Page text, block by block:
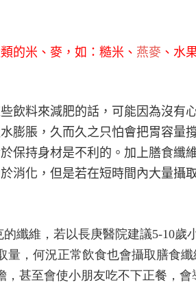
的米、麥，如：糙米、 燕麥 、水
飲料來減肥的話，可能因為沒有
膨脹，久而久之只怕會把胃容量
保持身材是不利的。加上膳食纖
消化，但是若在短時間內大量攝
的纖維，若以長庚醫院建議5-10歲
量，何況正常飲食也會攝取膳食
甚至會使小朋友吃不下正餐，會